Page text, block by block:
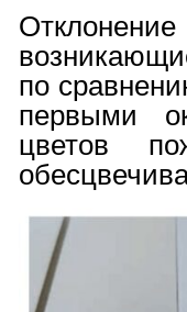
по
первыми
цветов